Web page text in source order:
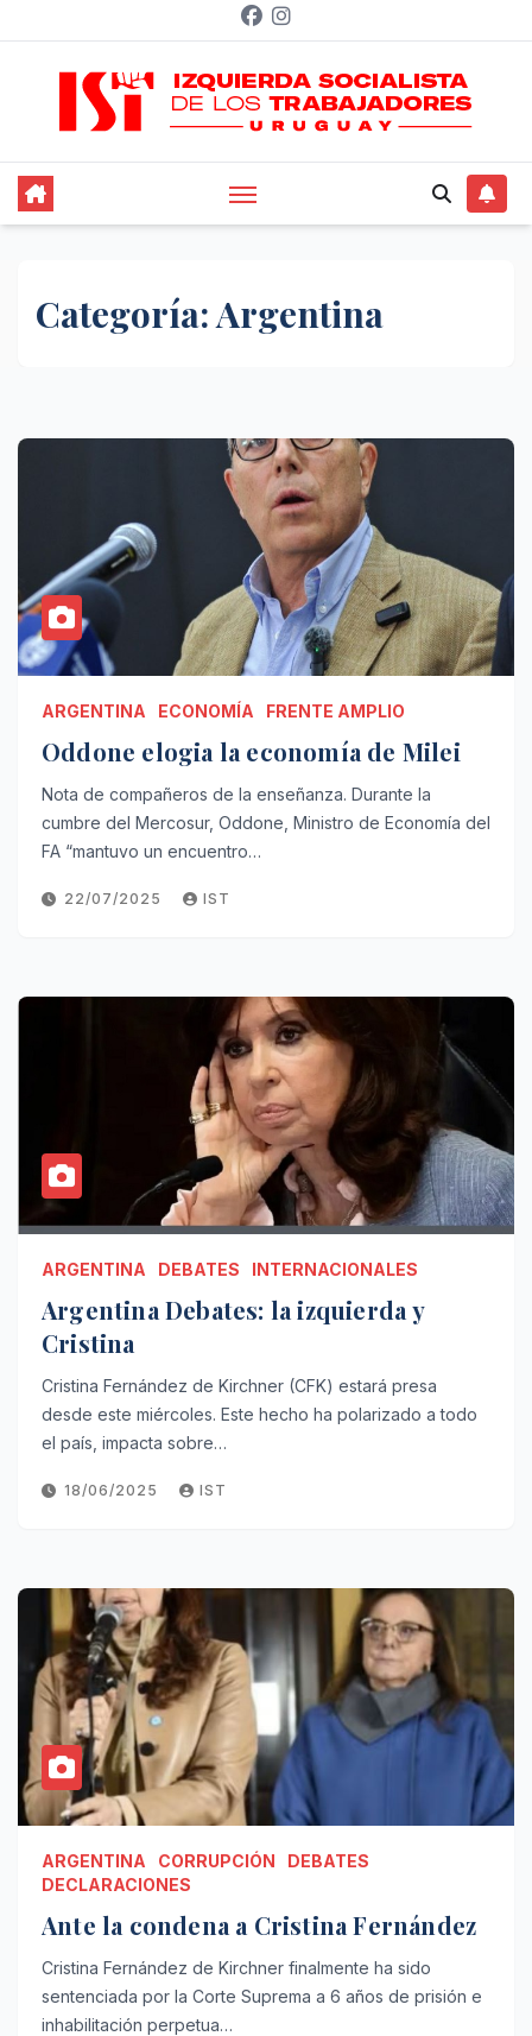
contenido
Categoría:Argentina
ARGENTINA ECONOMÍA FRENTE AMPLIO
Oddone elogia la economía de Milei
Nota de compañeros de la enseñanza. Durante la
cumbre del Mercosur, Oddone, Ministro de Economía del
FA “mantuvo un encuentro…
22/07/2025 IST
ARGENTINA DEBATES INTERNACIONALES
Argentina Debates: la izquierda y
Cristina
Cristina Fernández de Kirchner (CFK) estará presa
desde este miércoles. Este hecho ha polarizado a todo
el país, impacta sobre…
18/06/2025 IST
ARGENTINA CORRUPCIÓN
DEBATES
DECLARACIONES
Ante la condena a Cristina Fernández
Cristina Fernández de Kirchner finalmente ha sido
sentenciada por la Corte Suprema a 6 años de prisión e
inhabilitación perpetua…